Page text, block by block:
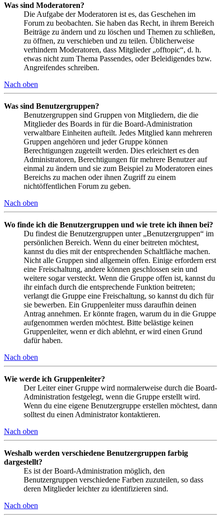
Was sind Moderatoren?
Die Aufgabe der Moderatoren ist es, das Geschehen im
Forum zu beobachten. Sie haben das Recht, in ihrem Bereich
Beiträge zu ändern und zu löschen und Themen zu schließen,
zu öffnen, zu verschieben und zu teilen. Üblicherweise
verhindern Moderatoren, dass Mitglieder „offtopic“, d. h.
etwas nicht zum Thema Passendes, oder Beleidigendes bzw.
Angreifendes schreiben.
Nach oben
Was sind Benutzergruppen?
Benutzergruppen sind Gruppen von Mitgliedern, die die
Mitglieder des Boards in für die Board-Administration
verwaltbare Einheiten aufteilt. Jedes Mitglied kann mehreren
Gruppen angehören und jeder Gruppe können
Berechtigungen zugeteilt werden. Dies erleichtert es den
Administratoren, Berechtigungen für mehrere Benutzer auf
einmal zu ändern und sie zum Beispiel zu Moderatoren eines
Bereichs zu machen oder ihnen Zugriff zu einem
nichtöffentlichen Forum zu geben.
Nach oben
Wo finde ich die Benutzergruppen und wie trete ich ihnen bei?
Du findest die Benutzergruppen unter „Benutzergruppen“ im
persönlichen Bereich. Wenn du einer beitreten möchtest,
kannst du dies mit der entsprechenden Schaltfläche machen.
Nicht alle Gruppen sind allgemein offen. Einige erfordern erst
eine Freischaltung, andere können geschlossen sein und
weitere sogar versteckt. Wenn die Gruppe offen ist, kannst du
ihr einfach durch die entsprechende Funktion beitreten;
verlangt die Gruppe eine Freischaltung, so kannst du dich für
sie bewerben. Ein Gruppenleiter muss daraufhin deinen
Antrag annehmen. Er könnte fragen, warum du in die Gruppe
aufgenommen werden möchtest. Bitte belästige keinen
Gruppenleiter, wenn er dich ablehnt, er wird einen Grund
dafür haben.
Nach oben
Wie werde ich Gruppenleiter?
Der Leiter einer Gruppe wird normalerweise durch die Board-
Administration festgelegt, wenn die Gruppe erstellt wird.
Wenn du eine eigene Benutzergruppe erstellen möchtest, dann
solltest du einen Administrator kontaktieren.
Nach oben
Weshalb werden verschiedene Benutzergruppen farbig
dargestellt?
Es ist der Board-Administration möglich, den
Benutzergruppen verschiedene Farben zuzuteilen, so dass
deren Mitglieder leichter zu identifizieren sind.
Nach oben